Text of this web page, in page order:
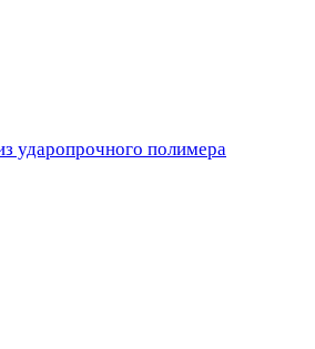
ударопрочного полимера